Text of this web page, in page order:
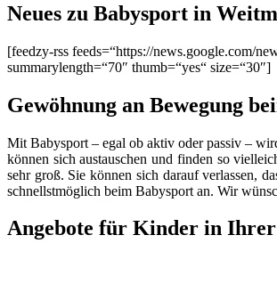
Neues zu Babysport in
[feedzy-rss feeds=“https://news.google.com/
summarylength=“70″ thumb=“yes“ size=“30″]
Gewöhnung an Bewegung
Mit Babysport – egal ob aktiv oder passiv –
können sich austauschen und finden so
sehr groß. Sie können sich darauf verlassen,
schnellstmöglich beim Babysport an. Wir
Angebote für Kinder in Ihrer